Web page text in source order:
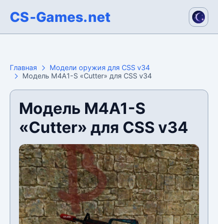
CS-Games.net
Главная
Модели оружия для CSS v34
Модель M4A1-S «Cutter» для CSS v34
Модель M4A1-S
«Cutter» для CSS v34